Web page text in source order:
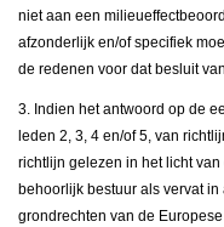
niet aan een
afzonderlijk en/of specifiek
de redenen voor dat besluit
3. Indien het antwoord op de
leden 2, 3, 4 en/of 5, van
richtlijn gelezen in het licht
behoorlijk bestuur als vervat
grondrechten van de